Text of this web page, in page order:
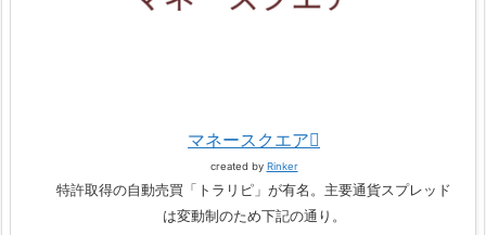
マネースクエア
created by Rinker
特許取得の自動売買「トラリピ」が有名。主要通貨スプレッド
は変動制のため下記の通り。